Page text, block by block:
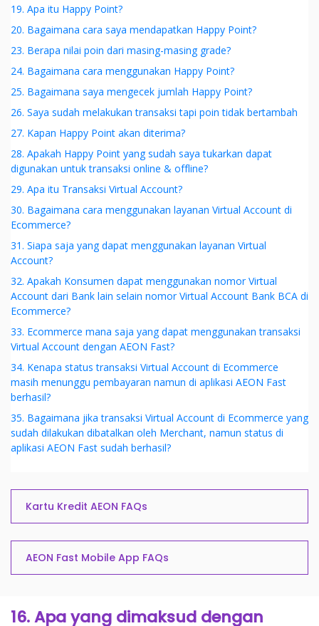
19. Apa itu Happy Point?
20. Bagaimana cara saya mendapatkan Happy Point?
23. Berapa nilai poin dari masing-masing grade?
24. Bagaimana cara menggunakan Happy Point?
25. Bagaimana saya mengecek jumlah Happy Point?
26. Saya sudah melakukan transaksi tapi poin tidak bertambah
27. Kapan Happy Point akan diterima?
28. Apakah Happy Point yang sudah saya tukarkan dapat
digunakan untuk transaksi online & offline?
29. Apa itu Transaksi Virtual Account?
30. Bagaimana cara menggunakan layanan Virtual Account di
Ecommerce?
31. Siapa saja yang dapat menggunakan layanan Virtual
Account?
32. Apakah Konsumen dapat menggunakan nomor Virtual
Account dari Bank lain selain nomor Virtual Account Bank BCA di
Ecommerce?
33. Ecommerce mana saja yang dapat menggunakan transaksi
Virtual Account dengan AEON Fast?
34. Kenapa status transaksi Virtual Account di Ecommerce
masih menunggu pembayaran namun di aplikasi AEON Fast
berhasil?
35. Bagaimana jika transaksi Virtual Account di Ecommerce yang
sudah dilakukan dibatalkan oleh Merchant, namun status di
aplikasi AEON Fast sudah berhasil?
Kartu Kredit AEON FAQs
AEON Fast Mobile App FAQs
16. Apa yang dimaksud dengan